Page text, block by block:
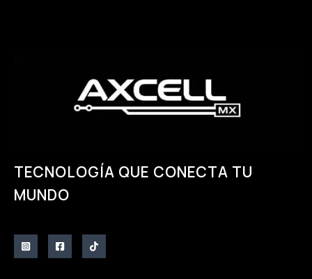
TECNOLOGÍA QUE CONECTA TU
MUNDO